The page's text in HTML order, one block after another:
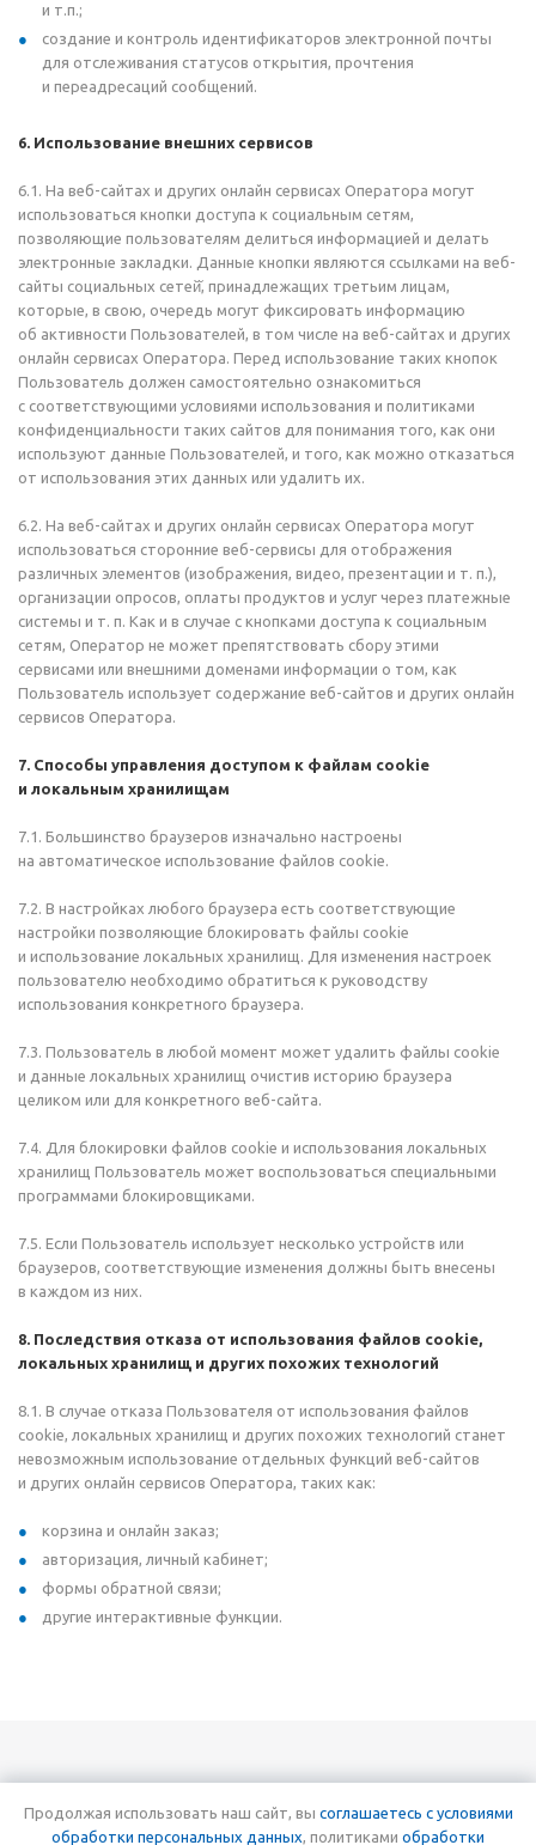
и т.п.;
создание и контроль идентификаторов электронной почты
для отслеживания статусов открытия, прочтения
и переадресаций сообщений.
6. Использование внешних сервисов
6.1. На веб-сайтах и других онлайн сервисах Оператора могут
использоваться кнопки доступа к социальным сетям,
позволяющие пользователям делиться информацией и делать
электронные закладки. Данные кнопки являются ссылками на веб-
сайты социальных сетей̆, принадлежащих третьим лицам,
которые, в свою, очередь могут фиксировать информацию
об активности Пользователей, в том числе на веб-сайтах и других
онлайн сервисах Оператора. Перед использование таких кнопок
Пользователь должен самостоятельно ознакомиться
с соответствующими условиями использования и политиками
конфиденциальности таких сайтов для понимания того, как они
используют данные Пользователей, и того, как можно отказаться
от использования этих данных или удалить их.
6.2. На веб-сайтах и других онлайн сервисах Оператора могут
использоваться сторонние веб-сервисы для отображения
различных элементов (изображения, видео, презентации и т. п.),
организации опросов, оплаты продуктов и услуг через платежные
системы и т. п. Как и в случае с кнопками доступа к социальным
сетям, Оператор не может препятствовать сбору этими
сервисами или внешними доменами информации о том, как
Пользователь использует содержание веб-сайтов и других онлайн
сервисов Оператора.
7. Способы управления доступом к файлам cookie
и локальным хранилищам
7.1. Большинство браузеров изначально настроены
на автоматическое использование файлов cookie.
7.2. В настройках любого браузера есть соответствующие
настройки позволяющие блокировать файлы cookie
и использование локальных хранилищ. Для изменения настроек
пользователю необходимо обратиться к руководству
использования конкретного браузера.
7.3. Пользователь в любой момент может удалить файлы cookie
и данные локальных хранилищ очистив историю браузера
целиком или для конкретного веб-сайта.
7.4. Для блокировки файлов cookie и использования локальных
хранилищ Пользователь может воспользоваться специальными
программами блокировщиками.
7.5. Если Пользователь использует несколько устройств или
браузеров, соответствующие изменения должны быть внесены
в каждом из них.
8. Последствия отказа от использования файлов cookie,
локальных хранилищ и других похожих технологий
8.1. В случае отказа Пользователя от использования файлов
cookie, локальных хранилищ и других похожих технологий станет
невозможным использование отдельных функций веб-сайтов
и других онлайн сервисов Оператора, таких как:
корзина и онлайн заказ;
авторизация, личный кабинет;
формы обратной связи;
другие интерактивные функции.
8 (863) 310-07-03
Продолжая использовать наш сайт, вы соглашаетесь c условиями
обработки персональных данных, политиками обработки